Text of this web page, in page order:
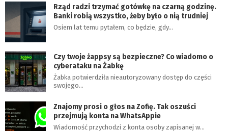
Rząd radzi trzymać gotówkę na czarną godzinę.
Banki robią wszystko, żeby było o nią trudniej
Osiem lat temu pytałem, co będzie, gdy…
Czy twoje żappsy są bezpieczne? Co wiadomo o
cyberataku na Żabkę
Żabka potwierdziła nieautoryzowany dostęp do części
swojego…
Znajomy prosi o głos na Zofię. Tak oszuści
przejmują konta na WhatsAppie
Wiadomość przychodzi z konta osoby zapisanej w…